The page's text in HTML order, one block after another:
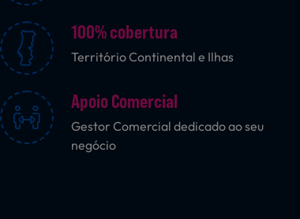
100% cobertura
Território Continental e Ilhas
Apoio Comercial
Gestor Comercial dedicado ao seu
negócio